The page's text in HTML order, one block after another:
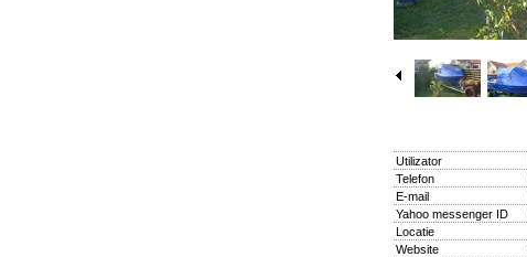
Utilizator
Telefon
E-mail
Yahoo messenger ID
Locatie
Website